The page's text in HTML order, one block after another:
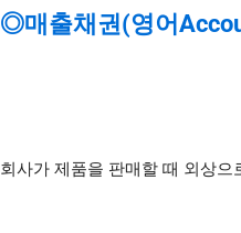
◎매출채권(영어
회사가 제품을 판매할 때 외상